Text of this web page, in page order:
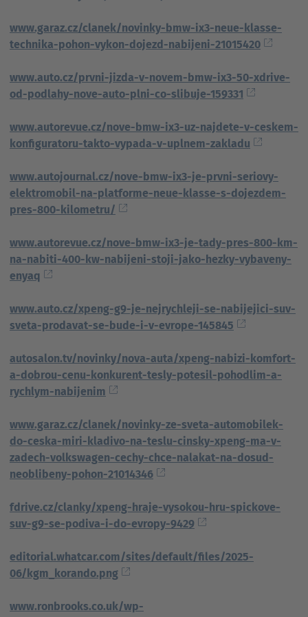
www.garaz.cz/clanek/novinky-bmw-ix3-neue-klasse-
technika-pohon-vykon-dojezd-nabijeni-21015420
www.auto.cz/prvni-jizda-v-novem-bmw-ix3-50-xdrive-
od-podlahy-nove-auto-plni-co-slibuje-159331
www.autorevue.cz/nove-bmw-ix3-uz-najdete-v-ceskem-
konfiguratoru-takto-vypada-v-uplnem-zakladu
www.autojournal.cz/nove-bmw-ix3-je-prvni-seriovy-
elektromobil-na-platforme-neue-klasse-s-dojezdem-
pres-800-kilometru/
www.autorevue.cz/nove-bmw-ix3-je-tady-pres-800-km-
na-nabiti-400-kw-nabijeni-stoji-jako-hezky-vybaveny-
enyaq
www.auto.cz/xpeng-g9-je-nejrychleji-se-nabijejici-suv-
sveta-prodavat-se-bude-i-v-evrope-145845
autosalon.tv/novinky/nova-auta/xpeng-nabizi-komfort-
a-dobrou-cenu-konkurent-tesly-potesil-pohodlim-a-
rychlym-nabijenim
www.garaz.cz/clanek/novinky-ze-sveta-automobilek-
do-ceska-miri-kladivo-na-teslu-cinsky-xpeng-ma-v-
zadech-volkswagen-cechy-chce-nalakat-na-dosud-
neoblibeny-pohon-21014346
fdrive.cz/clanky/xpeng-hraje-vysokou-hru-spickove-
suv-g9-se-podiva-i-do-evropy-9429
editorial.whatcar.com/sites/default/files/2025-
06/kgm_korando.png
www.ronbrooks.co.uk/wp-